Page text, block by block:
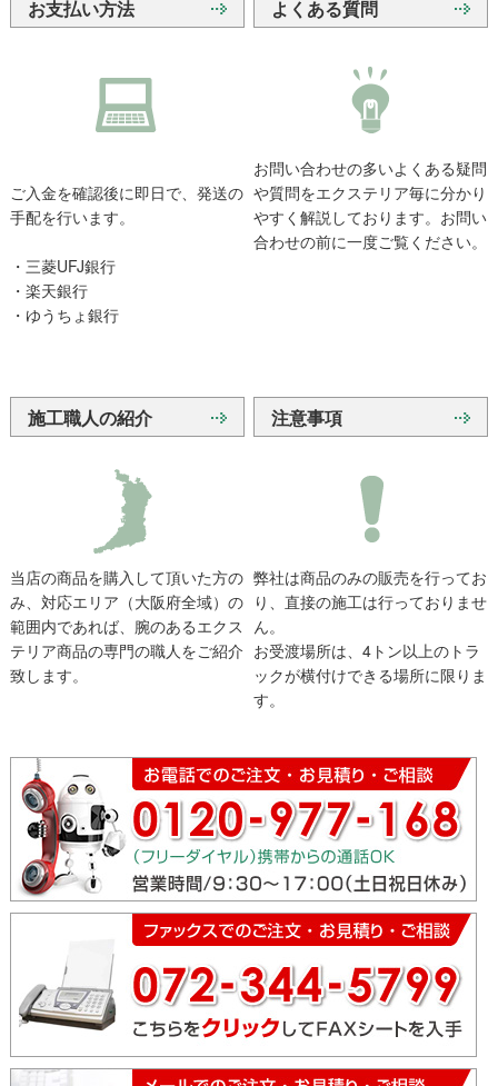
お支払い方法
ご入金を確認後に即日で、発送の
手配を行います。
・三菱UFJ銀行
・楽天銀行
・ゆうちょ銀行
よくある質問
お問い合わせの多いよくある疑問
や質問をエクステリア毎に分かり
やすく解説しております。お問い
合わせの前に一度ご覧ください。
施工職人の紹介
当店の商品を購入して頂いた方の
み、対応エリア（大阪府全域）の
範囲内であれば、腕のあるエクス
テリア商品の専門の職人をご紹介
致します。
注意事項
弊社は商品のみの販売を行ってお
り、直接の施工は行っておりませ
ん。
お受渡場所は、4トン以上のトラ
ックが横付けできる場所に限りま
す。